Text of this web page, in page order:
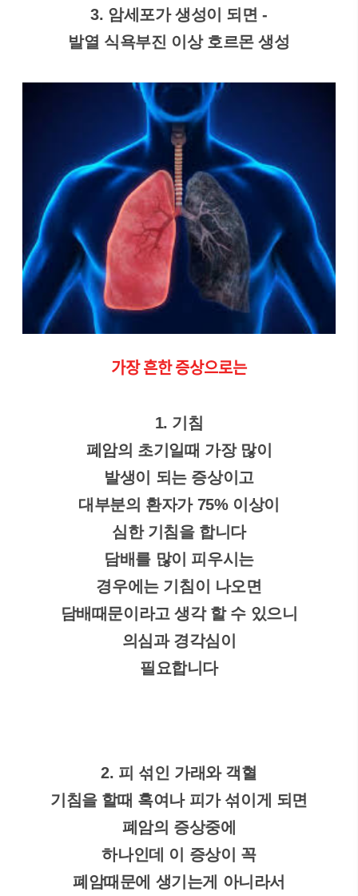
3. 암세포가 생성이 되면-
발열 식욕부진 이상 호르몬 생성
가장 흔한 증상으로는
1. 기침
폐암의 초기일때 가장 많이
발생이 되는 증상이고
대부분의 환자가 75% 이상이
심한 기침을 합니다
담배를 많이 피우시는
경우에는 기침이 나오면
담배때문이라고 생각 할 수 있으니
의심과 경각심이
필요합니다
2. 피 섞인 가래와 객혈
기침을 할때 혹여나 피가 섞이게 되면
폐암의 증상중에
하나인데 이 증상이 꼭
폐암때문에 생기는게 아니라서